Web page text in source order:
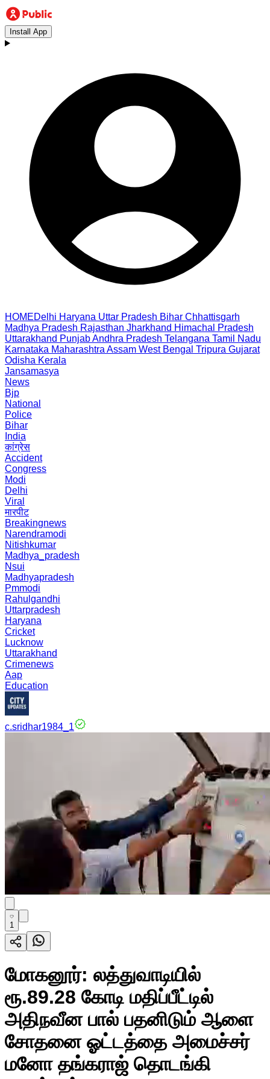
Install App
HOMEDelhi Haryana Uttar Pradesh Bihar Chhattisgarh
Madhya Pradesh Rajasthan Jharkhand Himachal Pradesh
Uttarakhand PunjabAndhra Pradesh Telangana Tamil Nadu
Karnataka Maharashtra Assam West Bengal Tripura Gujarat
Odisha Kerala
Jansamasya
News
Bjp
National
Police
Bihar
India
कांग्रेस
Accident
Congress
Modi
Delhi
Viral
मारपीट
Breakingnews
Narendramodi
Nitishkumar
Madhya_pradesh
Nsui
Madhyapradesh
Pmmodi
Rahulgandhi
Uttarpradesh
Haryana
Cricket
Lucknow
Uttarakhand
Crimenews
Aap
Education
c.sridhar1984_1
1
மோகனூர்: லத்துவாடியில்
ரூ.89.28 கோடி மதிப்பீட்டில்
அதிநவீன பால் பதனிடும் ஆளை
சோதனை ஓட்டத்தை அமைச்சர்
மனோ தங்கராஜ் தொடங்கி